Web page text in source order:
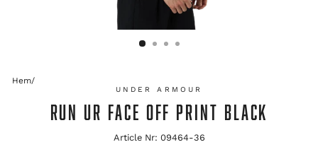
Hem/
UNDER ARMOUR
RUN UR FACE OFF PRINT BLACK
Article Nr: 09464-36